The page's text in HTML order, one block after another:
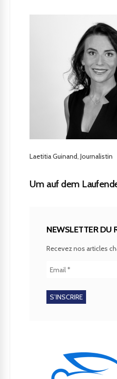
Laetitia Guinand, Journalistin
Um auf dem
NEWSLETTER DU
Recevez nos articles